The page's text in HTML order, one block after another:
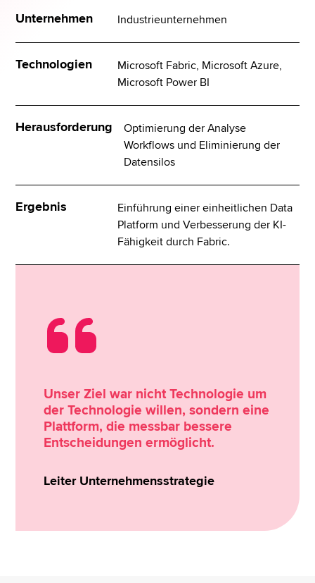
Unternehmen Industrieunternehmen
Technologien
Microsoft Fabric, Microsoft Azure,
Microsoft Power BI
Herausforderung
Optimierung der Analyse
Workflows und Eliminierung der
Datensilos
Ergebnis
Einführung einer einheitlichen Data
Platform und Verbesserung der KI-
Fähigkeit durch Fabric.
Unser Ziel war nicht Technologie um
der Technologie willen, sondern eine
Plattform, die messbar bessere
Entscheidungen ermöglicht.
Leiter Unternehmensstrategie